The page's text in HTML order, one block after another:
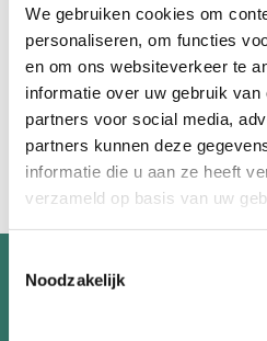
We gebruiken cookies om
personaliseren, om functies
en om ons websiteverkeer te
informatie over uw gebruik
partners voor social media,
partners kunnen deze
informatie die u aan ze heeft
verzameld op basis van uw
Noodzakelijk
worden en dat voldoet
Schuldenknooppunt
berichtenverkeer, zodat
uit kan gaan dat er veilig
wordt omgegaan.